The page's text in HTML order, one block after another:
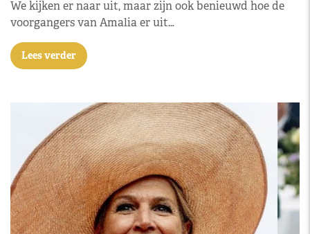
We kijken er naar uit, maar zijn ook benieuwd hoe de
voorgangers van Amalia er uit…
Lees verder